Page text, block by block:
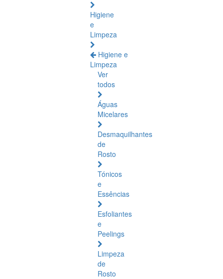
Higiene
e
Limpeza
Higiene e
Limpeza
Ver
todos
Águas
Micelares
Desmaquilhantes
de
Rosto
Tónicos
e
Essências
Esfoliantes
e
Peelings
Limpeza
de
Rosto